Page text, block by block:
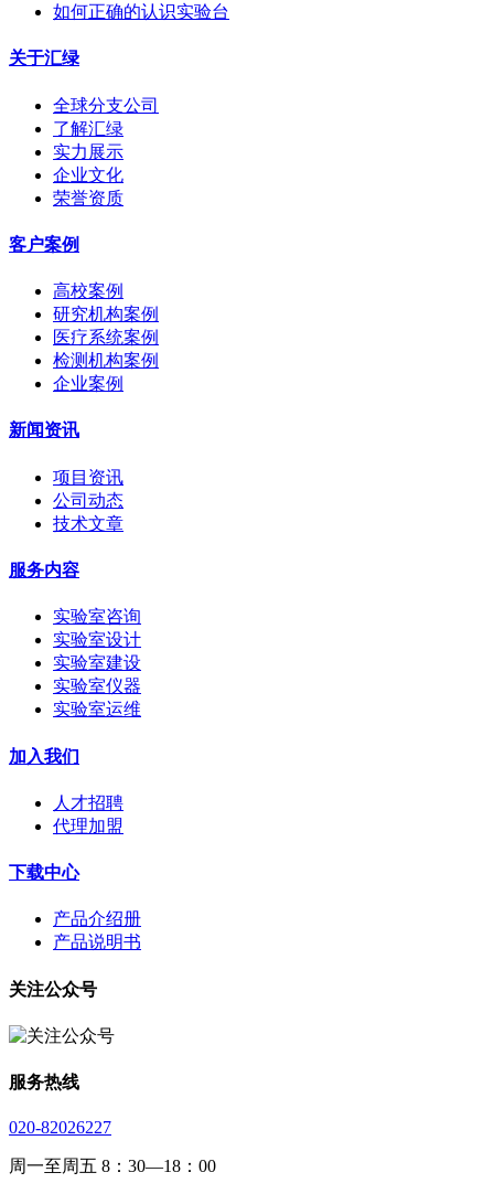
如何正确的认识实验台
关于汇绿
全球分支公司
了解汇绿
实力展示
企业文化
荣誉资质
客户案例
高校案例
研究机构案例
医疗系统案例
检测机构案例
企业案例
新闻资讯
项目资讯
公司动态
技术文章
服务内容
实验室咨询
实验室设计
实验室建设
实验室仪器
实验室运维
加入我们
人才招聘
代理加盟
下载中心
产品介绍册
产品说明书
关注公众号
服务热线
020-82026227
周一至周五 8：30—18：00